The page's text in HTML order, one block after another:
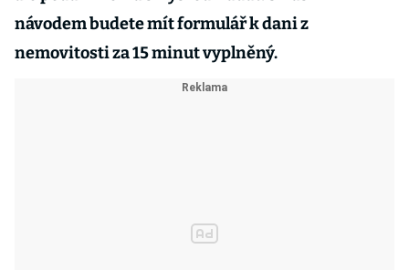
návodem budete mít formulář k dani z
nemovitosti za 15 minut vyplněný.